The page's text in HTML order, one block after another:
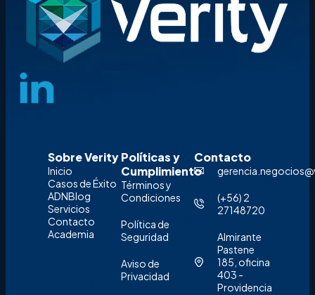
Sobre Verity
Inicio
Casos de Éxito
ADNBlog
Servicios
Contacto
Academia
Políticas y
Cumplimiento
Términos y
Condiciones
Política de
Seguridad
Aviso de
Privacidad
Contacto
‪(+56) 2
27148720‬
Almirante
Pastene
185, oficina
403 -
Providencia